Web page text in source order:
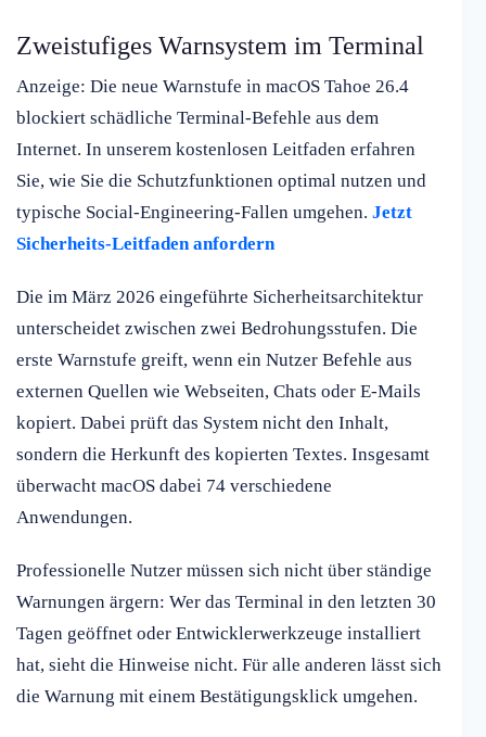
Zweistufiges Warnsystem im Terminal
Anzeige: Die neue Warnstufe in macOS Tahoe 26.4
blockiert schädliche Terminal-Befehle aus dem
Internet. In unserem kostenlosen Leitfaden erfahren
Sie, wie Sie die Schutzfunktionen optimal nutzen und
typische Social-Engineering-Fallen umgehen. Jetzt
Sicherheits-Leitfaden anfordern
Die im März 2026 eingeführte Sicherheitsarchitektur
unterscheidet zwischen zwei Bedrohungsstufen. Die
erste Warnstufe greift, wenn ein Nutzer Befehle aus
externen Quellen wie Webseiten, Chats oder E-Mails
kopiert. Dabei prüft das System nicht den Inhalt,
sondern die Herkunft des kopierten Textes. Insgesamt
überwacht macOS dabei 74 verschiedene
Anwendungen.
Professionelle Nutzer müssen sich nicht über ständige
Warnungen ärgern: Wer das Terminal in den letzten 30
Tagen geöffnet oder Entwicklerwerkzeuge installiert
hat, sieht die Hinweise nicht. Für alle anderen lässt sich
die Warnung mit einem Bestätigungsklick umgehen.